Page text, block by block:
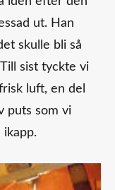
ut. Han
skulle bli så
sist tyckte vi
luft, en del
puts som vi
ikapp.